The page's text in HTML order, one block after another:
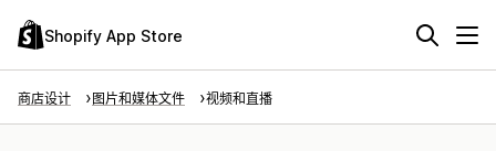
Shopify App Store
商店设计 图片和媒体文件 视频和直播